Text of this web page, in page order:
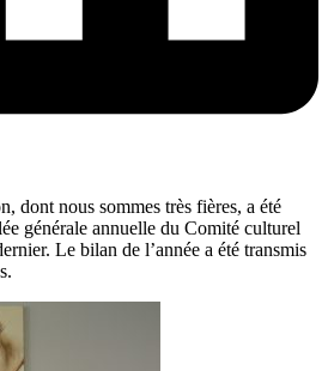
dont nous sommes très fières, a été
générale annuelle du Comité culturel
Le bilan de l’année a été transmis